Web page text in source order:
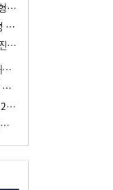
“와인에서 굴뚝 냄새 날 수도”…프랑스 대형 산불에 보르도 와인 품질 위협
日 정부 “구마모토 강진 사망 28명…1만 명 대피”
日 구마모토 강진에 무너진 공장 굴뚝…지진 사망자 최소 13명
다카이치 “구마모토 강진 사망자 13명…대규모 피해 확인”
“구마모토 강진 더 큰 지진 가능성”…10년 전 지진에 단층 재활성
日 규모 7.1강진, 구마모토현 쇼핑몰 붕괴, 2명 사망
일본구마모토 규모 7.1 강진…쇼핑몰 붕괴로 직원 20여 명 갇힌 듯